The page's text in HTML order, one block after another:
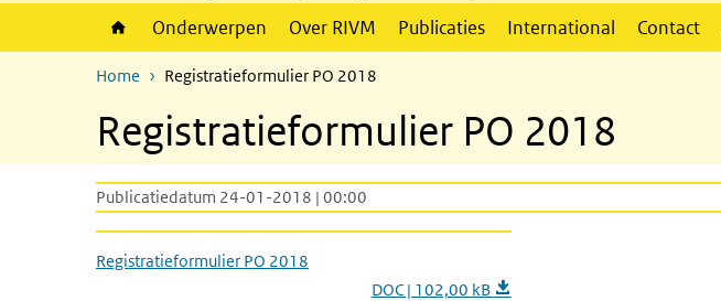
Onderwerpen Over RIVM Publicaties International Contact
Home Registratieformulier PO 2018
Registratieformulier PO 2018
Publicatiedatum 24-01-2018 | 00:00
Registratieformulier PO 2018
DOC | 102,00 kB